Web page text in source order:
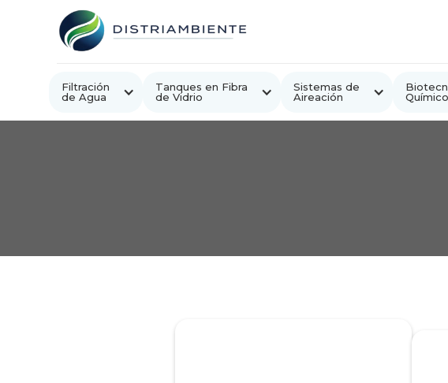
Filtración
de Agua
Tanques en Fibra
de Vidrio
Sistemas de
Aireación